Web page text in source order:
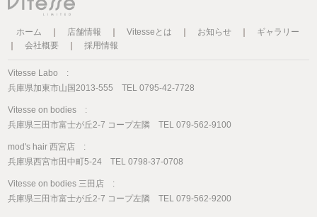
ホーム 店舗情報 Vitesseとは お知らせ
ギャラリー
会社概要 採用情報
Vitesse Labo :
兵庫県加東市山国2013-555 TEL 0795-42-7728
Vitesse on bodies :
兵庫県三田市富士が丘2-7 コープ左隣 TEL 079-562-9100
mod's hair 西宮店 :
兵庫県西宮市田中町5-24 TEL 0798-37-0708
Vitesse on bodies 三田店 :
兵庫県三田市富士が丘2-7 コープ左隣 TEL 079-562-9200